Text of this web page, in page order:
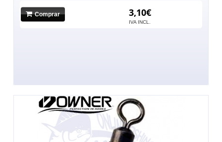
Comprar 3,10€
IVA INCL.